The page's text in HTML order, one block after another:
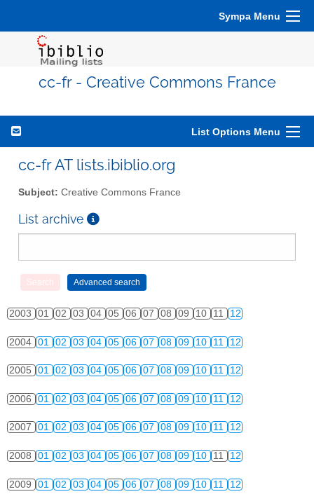
Sympa Menu
cc-fr - Creative Commons France
List Options Menu
cc-fr AT lists.ibiblio.org
Subject: Creative Commons France
List archive
2003 01 02 03 04 05 06 07 08 09 10 11 12
2004 01 02 03 04 05 06 07 08 09 10 11 12
2005 01 02 03 04 05 06 07 08 09 10 11 12
2006 01 02 03 04 05 06 07 08 09 10 11 12
2007 01 02 03 04 05 06 07 08 09 10 11 12
2008 01 02 03 04 05 06 07 08 09 10 11 12
2009 01 02 03 04 05 06 07 08 09 10 11 12